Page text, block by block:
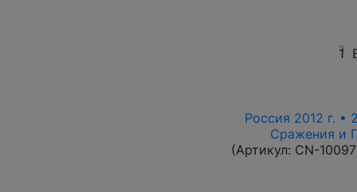
1
Россия 2012 г. •
Сражения и
(Артикул: CN-10097